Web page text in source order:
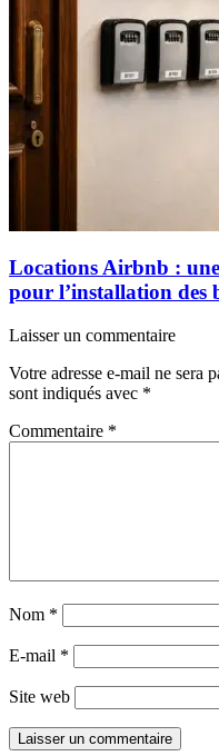
Locations Airbnb :
pour l’installation des
Laisser un commentaire
Votre adresse e-mail ne sera
sont indiqués avec *
Commentaire *
Nom *
E-mail *
Site web